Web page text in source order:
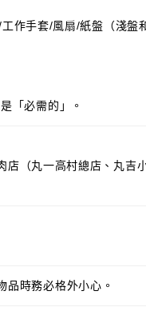
作手套/風扇/紙盤（淺盤
「必需的」。
（丸一高村總店、丸吉
品時務必格外小心。